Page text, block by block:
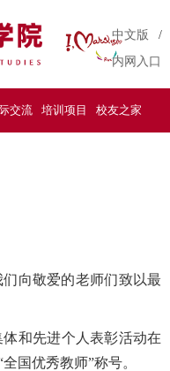
中文版 /
内网入口
交流 培训项目 校友之家
向敬爱的老师们致以最
和先进个人表彰活动在
国优秀教师”称号。